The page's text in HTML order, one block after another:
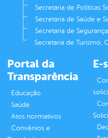
Secretaria de Políticas
Secretaria de Saúde e
Secretaria de
Secretaria de Turismo,
Portal da
Transparência
Educação
Saúde
Atos normativos
Convênios e
E-